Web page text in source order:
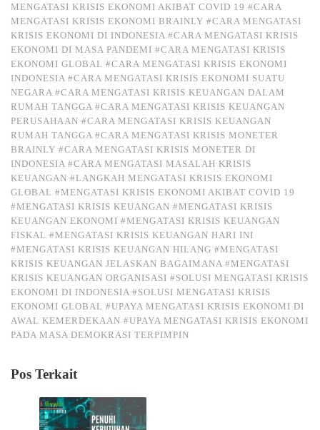
MENGATASI KRISIS EKONOMI AKIBAT COVID 19 #CARA
MENGATASI KRISIS EKONOMI BRAINLY #CARA MENGATASI
KRISIS EKONOMI DI INDONESIA #CARA MENGATASI KRISIS
EKONOMI DI MASA PANDEMI #CARA MENGATASI KRISIS
EKONOMI GLOBAL #CARA MENGATASI KRISIS EKONOMI
INDONESIA #CARA MENGATASI KRISIS EKONOMI SUATU
NEGARA #CARA MENGATASI KRISIS KEUANGAN DALAM
RUMAH TANGGA #CARA MENGATASI KRISIS KEUANGAN
PERUSAHAAN #CARA MENGATASI KRISIS KEUANGAN
RUMAH TANGGA #CARA MENGATASI KRISIS MONETER
BRAINLY #CARA MENGATASI KRISIS MONETER DI
INDONESIA #CARA MENGATASI MASALAH KRISIS
KEUANGAN #LANGKAH MENGATASI KRISIS EKONOMI
GLOBAL #MENGATASI KRISIS EKONOMI AKIBAT COVID 19
#MENGATASI KRISIS KEUANGAN #MENGATASI KRISIS
KEUANGAN EKONOMI #MENGATASI KRISIS KEUANGAN
FISKAL #MENGATASI KRISIS KEUANGAN HARI INI
#MENGATASI KRISIS KEUANGAN HILANG #MENGATASI
KRISIS KEUANGAN JELASKAN BAGAIMANA #MENGATASI
KRISIS KEUANGAN ORGANISASI #SOLUSI MENGATASI KRISIS
EKONOMI DI INDONESIA #SOLUSI MENGATASI KRISIS
EKONOMI GLOBAL #UPAYA MENGATASI KRISIS EKONOMI DI
AWAL KEMERDEKAAN #UPAYA MENGATASI KRISIS EKONOMI
PADA MASA DEMOKRASI TERPIMPIN
Pos Terkait